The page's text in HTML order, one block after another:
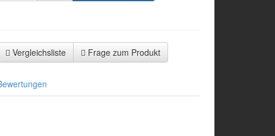
Vergleichsliste Frage zum Produkt